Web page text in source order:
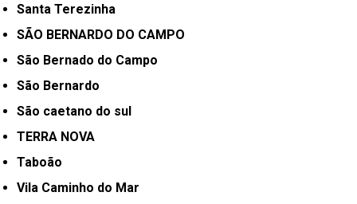
Santa Terezinha
SÃO BERNARDO DO CAMPO
São Bernado do Campo
São Bernardo
São caetano do sul
TERRA NOVA
Taboão
Vila Caminho do Mar